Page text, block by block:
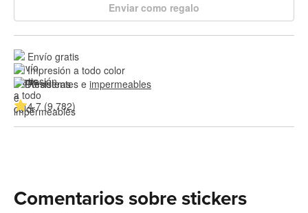
Enviar como regalo
Envío gratis
Impresión a todo color
Resistentes e impermeables
4.7 (9,782)
Comentarios sobre stickers